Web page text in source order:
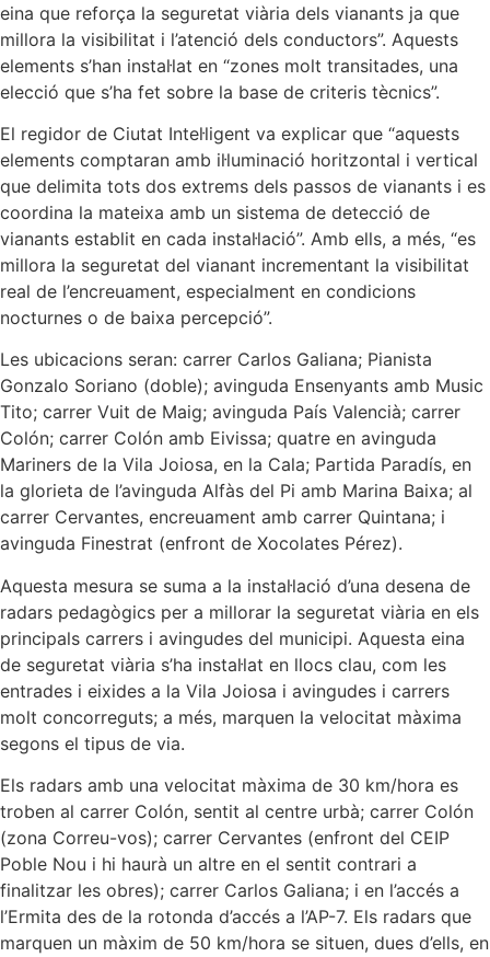
eina que reforça la seguretat viària dels vianants ja que
millora la visibilitat i l’atenció dels conductors”. Aquests
elements s’han instal·lat en “zones molt transitades, una
elecció que s’ha fet sobre la base de criteris tècnics”.
El regidor de Ciutat Intel·ligent va explicar que “aquests
elements comptaran amb il·luminació horitzontal i vertical
que delimita tots dos extrems dels passos de vianants i es
coordina la mateixa amb un sistema de detecció de
vianants establit en cada instal·lació”. Amb ells, a més, “es
millora la seguretat del vianant incrementant la visibilitat
real de l’encreuament, especialment en condicions
nocturnes o de baixa percepció”.
Les ubicacions seran: carrer Carlos Galiana; Pianista
Gonzalo Soriano (doble); avinguda Ensenyants amb Music
Tito; carrer Vuit de Maig; avinguda País Valencià; carrer
Colón; carrer Colón amb Eivissa; quatre en avinguda
Mariners de la Vila Joiosa, en la Cala; Partida Paradís, en
la glorieta de l’avinguda Alfàs del Pi amb Marina Baixa; al
carrer Cervantes, encreuament amb carrer Quintana; i
avinguda Finestrat (enfront de Xocolates Pérez).
Aquesta mesura se suma a la instal·lació d’una desena de
radars pedagògics per a millorar la seguretat viària en els
principals carrers i avingudes del municipi. Aquesta eina
de seguretat viària s’ha instal·lat en llocs clau, com les
entrades i eixides a la Vila Joiosa i avingudes i carrers
molt concorreguts; a més, marquen la velocitat màxima
segons el tipus de via.
Els radars amb una velocitat màxima de 30 km/hora es
troben al carrer Colón, sentit al centre urbà; carrer Colón
(zona Correu-vos); carrer Cervantes (enfront del CEIP
Poble Nou i hi haurà un altre en el sentit contrari a
finalitzar les obres); carrer Carlos Galiana; i en l’accés a
l’Ermita des de la rotonda d’accés a l’AP-7. Els radars que
marquen un màxim de 50 km/hora se situen, dues d’ells, en